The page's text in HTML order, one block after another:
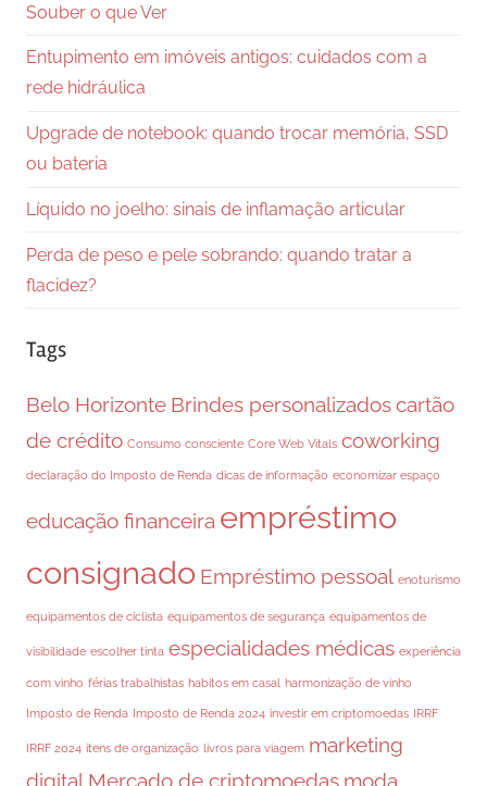
Souber o que Ver
Entupimento em imóveis antigos: cuidados com a
rede hidráulica
Upgrade de notebook: quando trocar memória, SSD
ou bateria
Líquido no joelho: sinais de inflamação articular
Perda de peso e pele sobrando: quando tratar a
flacidez?
Tags
Belo Horizonte Brindes personalizadoscartão
de crédito Consumo consciente Core Web Vitals coworking
declaração do Imposto de Renda dicas de informação economizar espaço
educação financeira empréstimo
consignado Empréstimo pessoal enoturismo
equipamentos de ciclista equipamentos de segurança equipamentos de
visibilidade escolher tinta especialidades médicas experiência
com vinho férias trabalhistas habitos em casal harmonização de vinho
Imposto de Renda Imposto de Renda 2024 investir em criptomoedas IRRF
IRRF 2024 itens de organização livros para viagem marketing
digital Mercado de criptomoedas moda